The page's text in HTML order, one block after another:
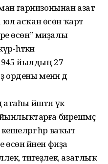
гарнизонынан азат
юл асҡан өсөн ҡарт
өсөн” миҙалы
һәткән
йылдың 27
менән дә
йәштән үк
бирешмәҫ
һәр ваҡыт
өсөн йәнен фиҙа
тигеҙлек, азатлыҡ